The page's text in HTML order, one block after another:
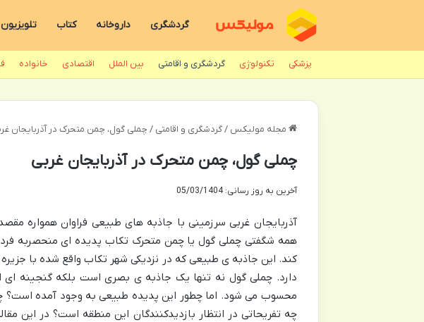
گردشگری داروخانه کتاب تلویزیون
پزشکی تکنولوژی گردشگری و اقامتی بین الملل اقتصادی خانواده
مجله مولیکس / گردشگری و اقامتی / چملی گول، چمن متحرک در آذربایجان
چملی گول، چمن متحرک در آذربایجان غربی
آخرین به روز رسانی: 05/03/1404
آذربایجان غربی سرزمینی با جاذبه های طبیعی فراوان همواره
همه شگفتی چملی گول یا چمن متحرک تکاب پدیده ای منحصربه
کند. این جاذبه ی طبیعی که در نزدیکی شهر تکاب واقع شده با
دارد. چملی گول نه تنها یک جاذبه ی بصری است بلکه گنجینه
محسوب می شود. اما چطور این پدیده طبیعی به وجود آمده است؟
چه تفریحاتی در انتظار بازدیدکنندگان این منطقه است؟ در این